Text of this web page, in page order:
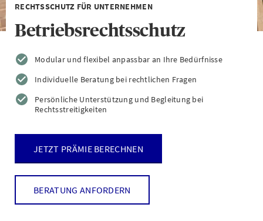
RECHTSSCHUTZ FÜR UNTERNEHMEN
Betriebsrechtsschutz
Modular und flexibel anpassbar an Ihre Bedürfnisse
Individuelle Beratung bei rechtlichen Fragen
Persönliche Unterstützung und Begleitung bei
Rechtsstreitigkeiten
JETZT PRÄMIE BERECHNEN
BERATUNG ANFORDERN